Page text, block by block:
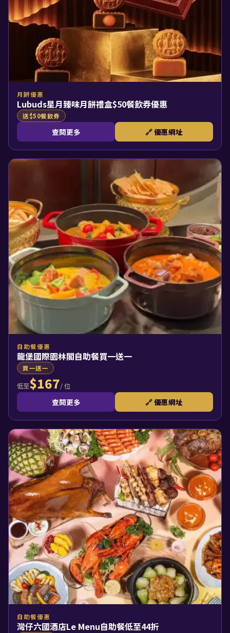
月餅優惠
Lubuds星月臻味月餅禮盒$50餐飲券優惠
送$50餐飲券
查閱更多 🔗 優惠網址
自助餐優惠
龍堡國際園林閣自助餐買一送一
買一送一
低至$167/ 位
查閱更多 🔗 優惠網址
自助餐優惠
灣仔六國酒店Le Menu自助餐低至44折